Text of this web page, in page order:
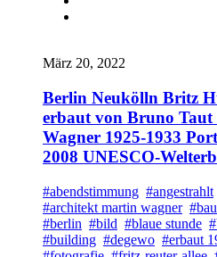
März 20, 2022
Berlin Neukölln Britz
erbaut von Bruno
Wagner 1925-1933
2008 UNESCO-
#abendstimmung #angestrahlt
#architekt martin wagner
#berlin #bild #blaue stunde
#building #degewo #erbaut